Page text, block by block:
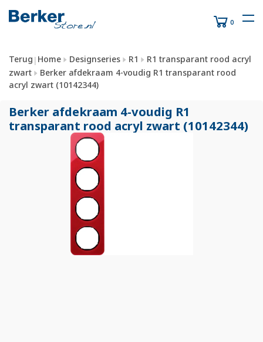
0
Terug | Home Designseries R1
R1 transparant rood acryl
zwart
Berker afdekraam 4-voudig R1 transparant rood
acryl zwart (10142344)
Berker afdekraam 4-voudig R1
transparant rood acryl zwart (10142344)